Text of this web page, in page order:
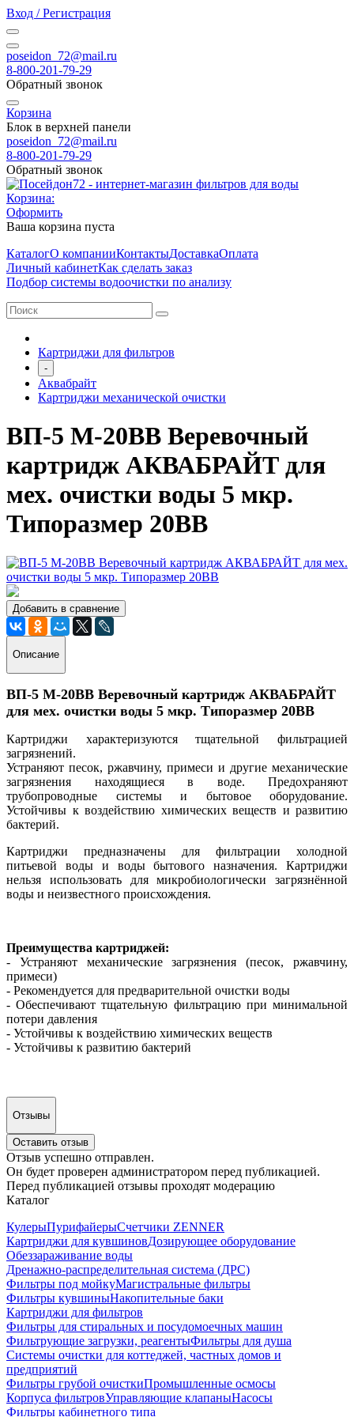
Вход / Регистрация
poseidon_72@mail.ru
8-800-201-79-29
Обратный звонок
Корзина
Блок в верхней панели
poseidon_72@mail.ru
8-800-201-79-29
Обратный звонок
Корзина:
Оформить
Ваша корзина пуста
КаталогО компанииКонтактыДоставкаОплата
Личный кабинетКак сделать заказ
Подбор системы водоочистки по анализу
Картриджи для фильтров
-
Аквабрайт
Картриджи механической очистки
ВП-5 М-20ВВ Веревочный
картридж АКВАБРАЙТ для
мех. очистки воды 5 мкр.
Типоразмер 20ВВ
Добавить в сравнение
Описание
ВП-5 М-20ВВ Веревочный картридж АКВАБРАЙТ
для мех. очистки воды 5 мкр. Типоразмер 20ВВ
Картриджи характеризуются тщательной фильтрацией
загрязнений.
Устраняют песок, ржавчину, примеси и другие механические
загрязнения находящиеся в воде. Предохраняют
трубопроводные системы и бытовое оборудование.
Устойчивы к воздействию химических веществ и развитию
бактерий.
Картриджи предназначены для фильтрации холодной
питьевой воды и воды бытового назначения. Картриджи
нельзя использовать для микробиологически загрязнённой
воды и неизвестного происхождения.
Преимущества картриджей:
- Устраняют механические загрязнения (песок, ржавчину,
примеси)
- Рекомендуется для предварительной очистки воды
- Обеспечивают тщательную фильтрацию при минимальной
потери давления
- Устойчивы к воздействию химических веществ
- Устойчивы к развитию бактерий
Отзывы
Оставить отзыв
Отзыв успешно отправлен.
Он будет проверен администратором перед публикацией.
Перед публикацией отзывы проходят модерацию
Каталог
КулерыПурифайерыСчетчики ZENNER
Картриджи для кувшиновДозирующее оборудование
Обеззараживание воды
Дренажно-распределительная система (ДРС)
Фильтры под мойкуМагистральные фильтры
Фильтры кувшиныНакопительные баки
Картриджи для фильтров
Фильтры для стиральных и посудомоечных машин
Фильтрующие загрузки, реагентыФильтры для душа
Системы очистки для коттеджей, частных домов и
предприятий
Фильтры грубой очисткиПромышленные осмосы
Корпуса фильтровУправляющие клапаныНасосы
Фильтры кабинетного типа